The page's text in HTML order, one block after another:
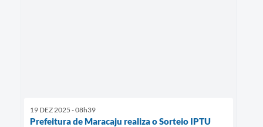
19 DEZ 2025 - 08h39
Prefeitura de Maracaju realiza o Sorteio IPTU